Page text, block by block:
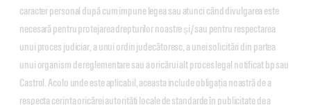
caracter personal după cum impune legea sau atunci când divulgarea este
necesară pentru protejarea drepturilor noastre și/sau pentru respectarea
unui proces judiciar, a unui ordin judecătoresc, a unei solicitări din partea
unui organism de reglementare sau a oricărui alt proces legal notificat bp sau
Castrol. Acolo unde este aplicabil, aceasta include obligația noastră de a
respecta cerința oricărei autorități locale de standarde în publicitate de a